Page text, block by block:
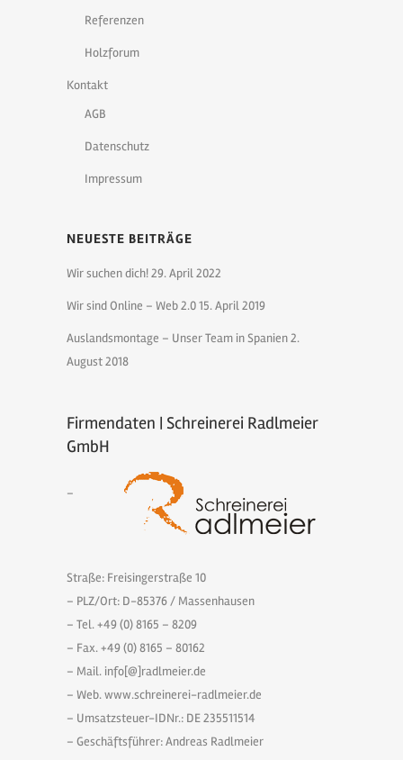
Referenzen
Holzforum
Kontakt
AGB
Datenschutz
Impressum
NEUESTE BEITRÄGE
Wir suchen dich!29. April 2022
Wir sind Online – Web 2.015. April 2019
Auslandsmontage – Unser Team in Spanien2.
August 2018
Firmendaten | Schreinerei Radlmeier
GmbH
–
Straße: Freisingerstraße 10
– PLZ/Ort: D-85376 / Massenhausen
– Tel. +49 (0) 8165 – 8209
– Fax. +49 (0) 8165 – 80162
– Mail. info[@]radlmeier.de
– Web. www.schreinerei-radlmeier.de
– Umsatzsteuer-IDNr.: DE 235511514
– Geschäftsführer: Andreas Radlmeier